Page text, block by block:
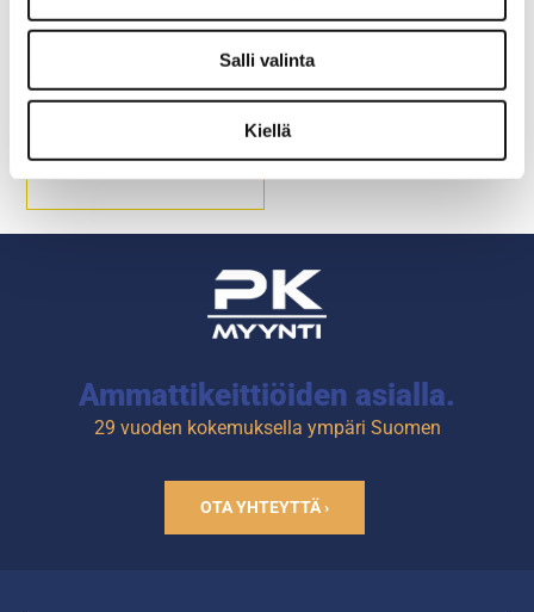
Salli valinta
Kiellä
Lämpötila-alue: -40C ....
+300C
Ammattikeittiöiden asialla.
29 vuoden kokemuksella ympäri Suomen
OTA YHTEYTTÄ ›